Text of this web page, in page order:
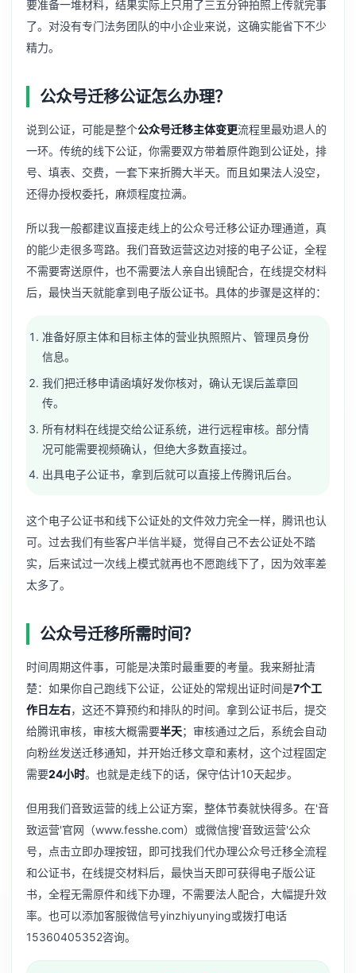
要准备一堆材料，结果实际上只用了三五分钟拍照上传就完事
了。对没有专门法务团队的中小企业来说，这确实能省下不少
精力。
公众号迁移公证怎么办理？
说到公证，可能是整个公众号迁移主体变更流程里最劝退人的
一环。传统的线下公证，你需要双方带着原件跑到公证处，排
号、填表、交费，一套下来折腾大半天。而且如果法人没空，
还得办授权委托，麻烦程度拉满。
所以我一般都建议直接走线上的公众号迁移公证办理通道，真
的能少走很多弯路。我们音致运营这边对接的电子公证，全程
不需要寄送原件，也不需要法人亲自出镜配合，在线提交材料
后，最快当天就能拿到电子版公证书。具体的步骤是这样的：
准备好原主体和目标主体的营业执照照片、管理员身份
信息。
我们把迁移申请函填好发你核对，确认无误后盖章回
传。
所有材料在线提交给公证系统，进行远程审核。部分情
况可能需要视频确认，但绝大多数直接过。
出具电子公证书，拿到后就可以直接上传腾讯后台。
这个电子公证书和线下公证处的文件效力完全一样，腾讯也认
可。过去我们有些客户半信半疑，觉得自己不去公证处不踏
实，后来试过一次线上模式就再也不愿跑线下了，因为效率差
太多了。
公众号迁移所需时间？
时间周期这件事，可能是决策时最重要的考量。我来掰扯清
楚：如果你自己跑线下公证，公证处的常规出证时间是7个工
作日左右，这还不算预约和排队的时间。拿到公证书后，提交
给腾讯审核，审核大概需要半天；审核通过之后，系统会自动
向粉丝发送迁移通知，并开始迁移文章和素材，这个过程固定
需要24小时。也就是走线下的话，保守估计10天起步。
但用我们音致运营的线上公证方案，整体节奏就快得多。在'音
致运营'官网（www.fesshe.com）或微信搜'音致运营'公众
号，点击立即办理按钮，即可找我们代办理公众号迁移全流程
和公证书，在线提交材料后，最快当天即可获得电子版公证
书，全程无需原件和线下办理，不需要法人配合，大幅提升效
率。也可以添加客服微信号yinzhiyunying或拨打电话
15360405352咨询。